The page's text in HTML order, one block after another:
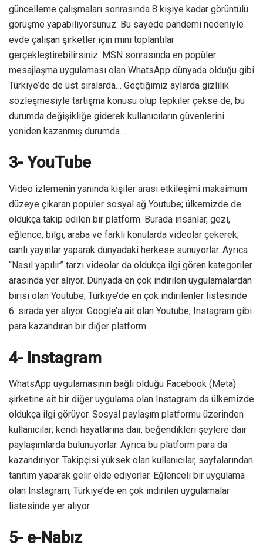
güncelleme çalışmaları sonrasında 8 kişiye kadar görüntülü
görüşme yapabiliyorsunuz. Bu sayede pandemi nedeniyle
evde çalışan şirketler için mini toplantılar
gerçekleştirebilirsiniz. MSN sonrasında en popüler
mesajlaşma uygulaması olan WhatsApp dünyada olduğu gibi
Türkiye’de de üst sıralarda… Geçtiğimiz aylarda gizlilik
sözleşmesiyle tartışma konusu olup tepkiler çekse de; bu
durumda değişikliğe giderek kullanıcıların güvenlerini
yeniden kazanmış durumda…
3- YouTube
Video izlemenin yanında kişiler arası etkileşimi maksimum
düzeye çıkaran popüler sosyal ağ Youtube; ülkemizde de
oldukça takip edilen bir platform. Burada insanlar, gezi,
eğlence, bilgi, araba ve farklı konularda videolar çekerek;
canlı yayınlar yaparak dünyadaki herkese sunuyorlar. Ayrıca
“Nasıl yapılır” tarzı videolar da oldukça ilgi gören kategoriler
arasında yer alıyor. Dünyada en çok indirilen uygulamalardan
birisi olan Youtube; Türkiye’de en çok indirilenler listesinde
6. sırada yer alıyor. Google’a ait olan Youtube, Instagram gibi
para kazandıran bir diğer platform.
4- Instagram
WhatsApp uygulamasının bağlı olduğu Facebook (Meta)
şirketine ait bir diğer uygulama olan Instagram da ülkemizde
oldukça ilgi görüyor. Sosyal paylaşım platformu üzerinden
kullanıcılar; kendi hayatlarına dair, beğendikleri şeylere dair
paylaşımlarda bulunuyorlar. Ayrıca bu platform para da
kazandırıyor. Takipçisi yüksek olan kullanıcılar, sayfalarından
tanıtım yaparak gelir elde ediyorlar. Eğlenceli bir uygulama
olan Instagram, Türkiye’de en çok indirilen uygulamalar
listesinde yer alıyor.
5- e-Nabız